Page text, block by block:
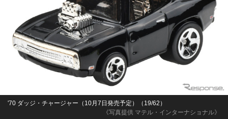
《写真提供 マテル・インターナショナル》
'70 ダッジ・チャージャー（10月7日発売予定）（19/62）